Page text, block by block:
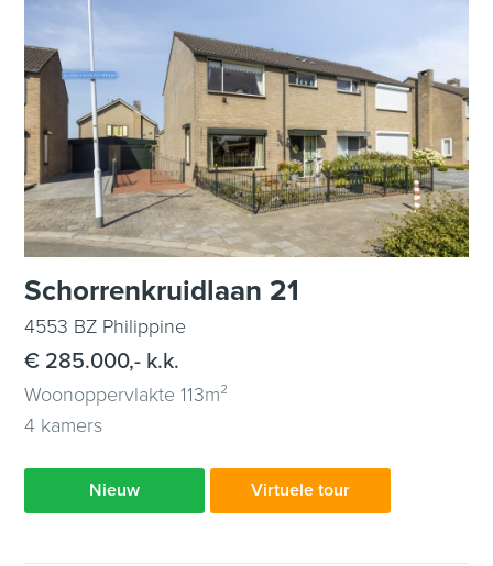
Schorrenkruidlaan 21
4553 BZ Philippine
€ 285.000,- k.k.
Woonoppervlakte 113m²
4 kamers
Nieuw Virtuele tour